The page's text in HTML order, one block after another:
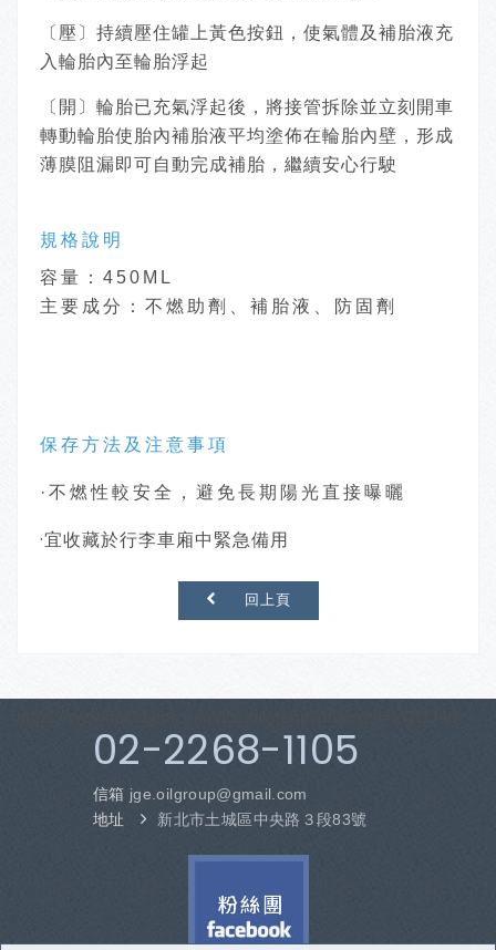
〔壓〕持續壓住罐上黃色按鈕，使氣體及補胎液充
入輪胎內至輪胎浮起
〔開〕輪胎已充氣浮起後，將接管拆除並立刻開車
轉動輪胎使胎內補胎液平均塗佈在輪胎內壁，形成
薄膜阻漏即可自動完成補胎，繼續安心行駛
規格說明
容量：450ML
主要成分：不燃助劑、補胎液、防固劑
保存方法及注意事項
·不燃性較安全，避免長期陽光直接曝曬
·宜收藏於行李車廂中緊急備用
回上頁
02-2268-1105
信箱 jge.oilgroup@gmail.com
地址
新北市土城區中央路３段83號